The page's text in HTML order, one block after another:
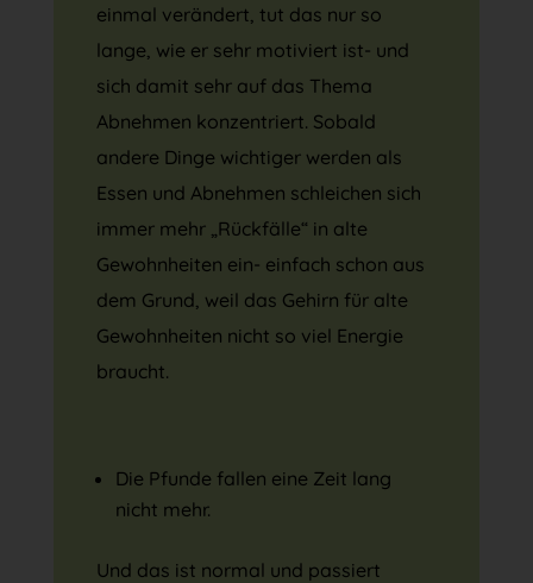
einmal verändert, tut das nur so
lange, wie er sehr motiviert ist- und
sich damit sehr auf das Thema
Abnehmen konzentriert. Sobald
andere Dinge wichtiger werden als
Essen und Abnehmen schleichen sich
immer mehr „Rückfälle“ in alte
Gewohnheiten ein- einfach schon aus
dem Grund, weil das Gehirn für alte
Gewohnheiten nicht so viel Energie
braucht.
Die Pfunde fallen eine Zeit lang
nicht mehr.
Und das ist normal und passiert